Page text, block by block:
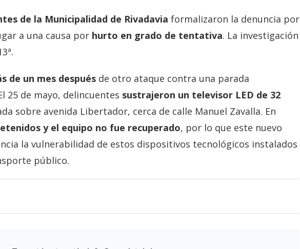
de la Municipalidad de Rivadavia formalizaron la denuncia por
a una causa por hurto en grado de tentativa. La investigación
de un mes después de otro ataque contra una parada
25 de mayo, delincuentes sustrajeron un televisor LED de 32
sobre avenida Libertador, cerca de calle Manuel Zavalla. En
y el equipo no fue recuperado, por lo que este nuevo
la vulnerabilidad de estos dispositivos tecnológicos instalados
público.